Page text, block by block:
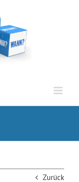
Zurück